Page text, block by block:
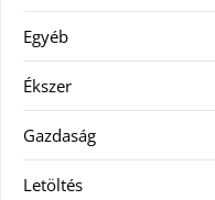
Egyéb
Ékszer
Gazdaság
Letöltés